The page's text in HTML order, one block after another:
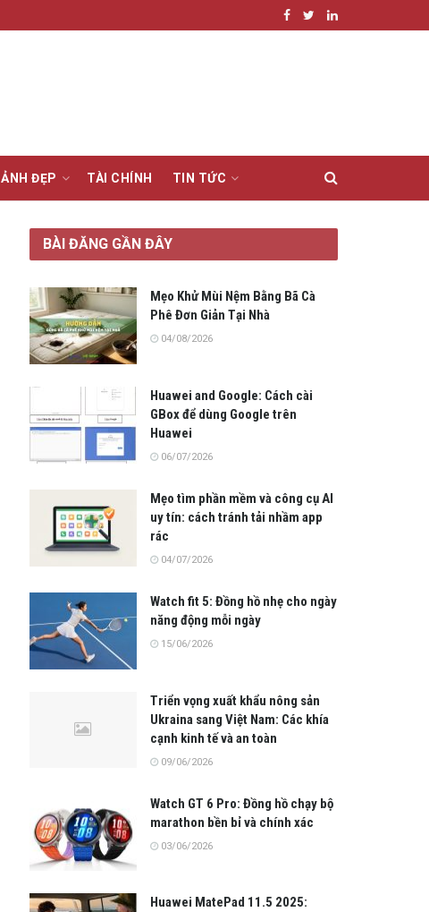
ẢNH ĐẸP TÀI CHÍNH TIN TỨC
BÀI ĐĂNG GẦN ĐÂY
Mẹo Khử Mùi Nệm Bằng Bã Cà
Phê Đơn Giản Tại Nhà
04/08/2026
Huawei and Google: Cách cài
GBox để dùng Google trên
Huawei
06/07/2026
Mẹo tìm phần mềm và công cụ AI
uy tín: cách tránh tải nhầm app
rác
04/07/2026
Watch fit 5: Đồng hồ nhẹ cho ngày
năng động mỗi ngày
15/06/2026
Triển vọng xuất khẩu nông sản
Ukraina sang Việt Nam: Các khía
cạnh kinh tế và an toàn
09/06/2026
Watch GT 6 Pro: Đồng hồ chạy bộ
marathon bền bỉ và chính xác
03/06/2026
Huawei MatePad 11.5 2025: